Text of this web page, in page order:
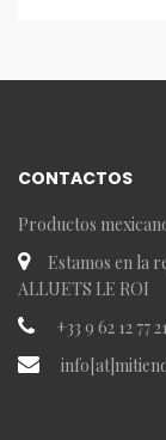
CONTACTOS
Productos
Estamos en la
ALLUETS LE ROI
+33 9 62 12 77 21